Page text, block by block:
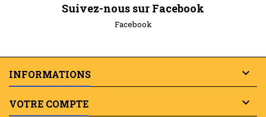
Suivez-nous sur Facebook
Facebook
INFORMATIONS 
VOTRE COMPTE 